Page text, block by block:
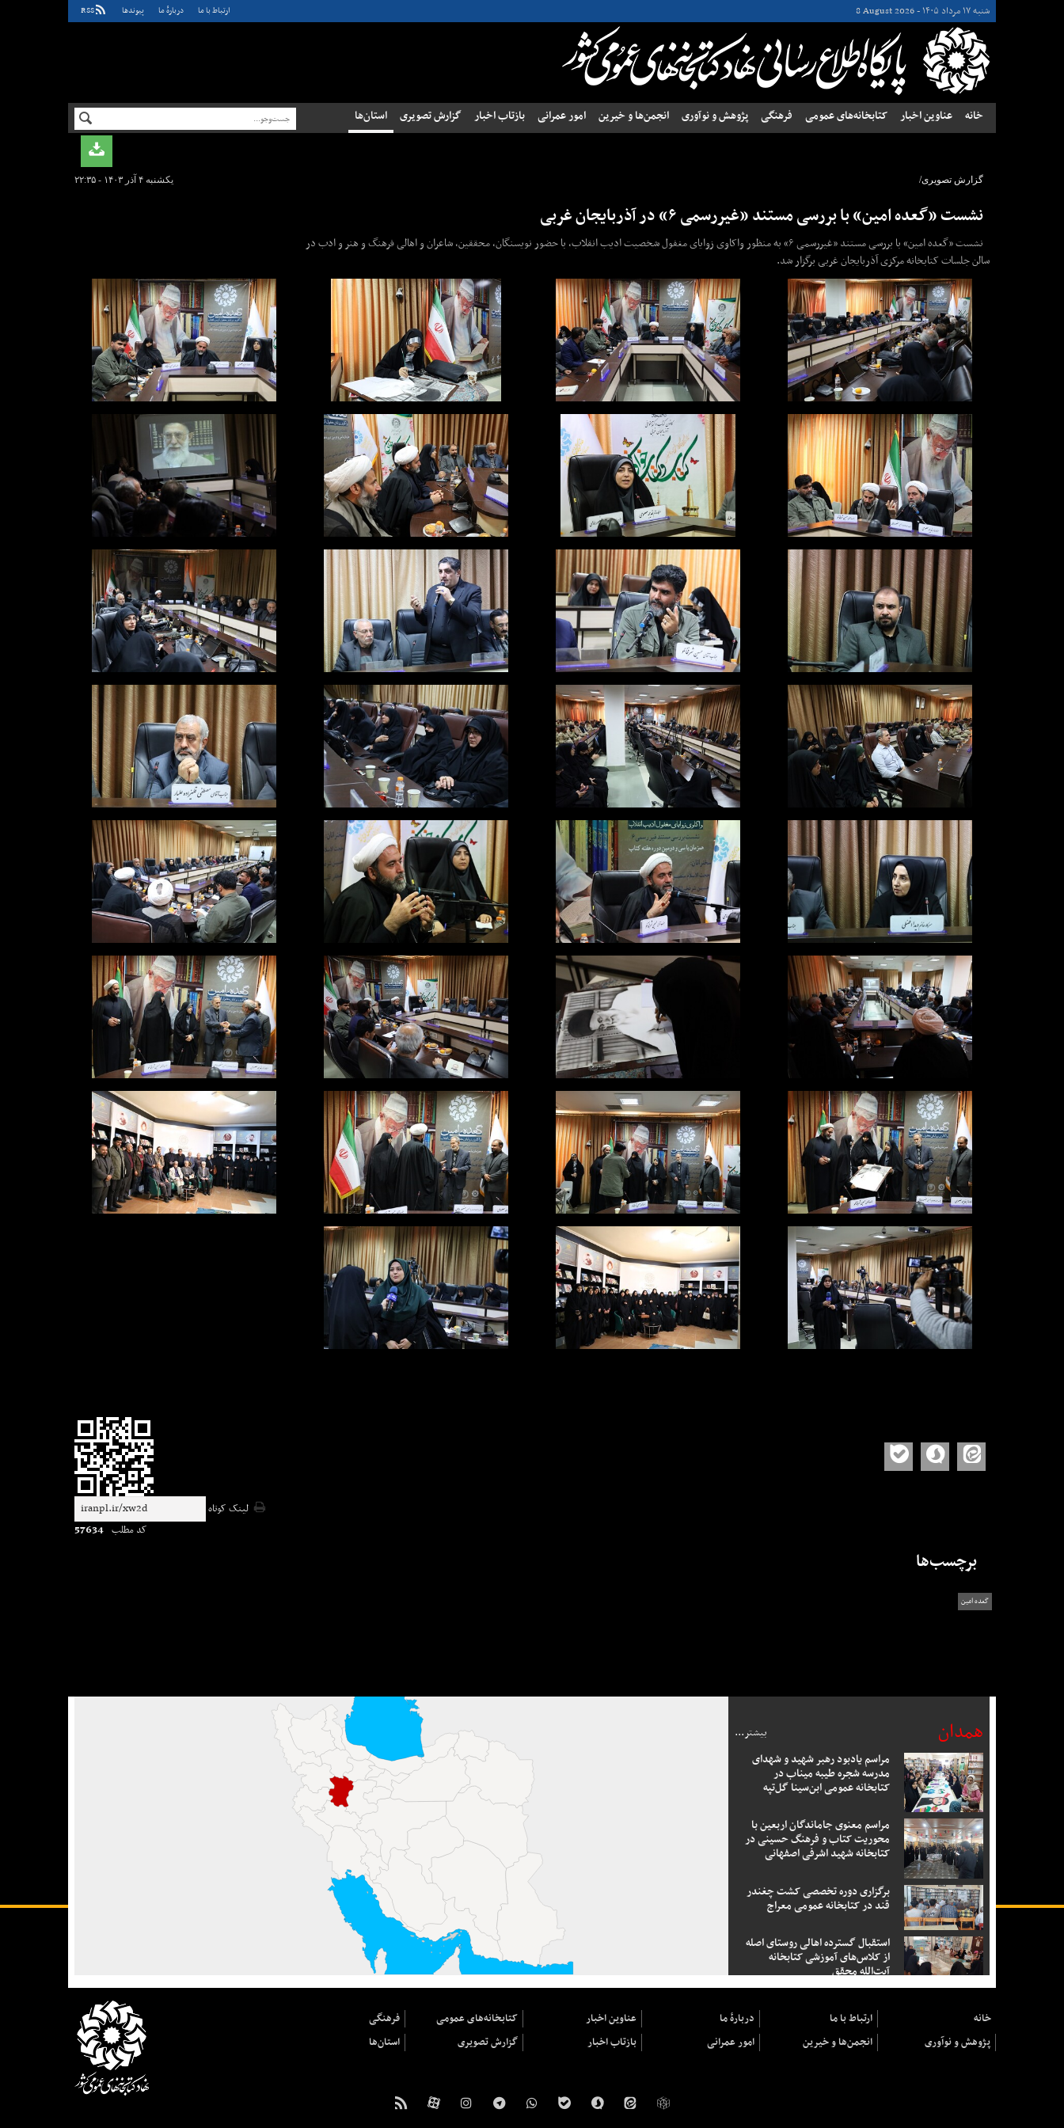
شنبه ۱۷ مرداد ۱۴۰۵ - 8 August 2026 ارتباط با ما دربارهٔ ما پيوندها RSS
خانه عناوین اخبار کتابخانه‌های عمومی فرهنگی پژوهش و نوآوری انجمن‌ها و خیرین امور عمرانی بازتاب اخبار گزارش تصویری استان‌ها
یکشنبه ۴ آذر ۱۴۰۳ - ۲۲:۳۵ گزارش تصویری/
نشست «گعده امین» با بررسی مستند «غیررسمی ۶» در آذربایجان غربی
نشست «گعده امین» با بررسی مستند «غیررسمی ۶» به منظور واکاوی زوایای مغفول شخصیت ادیب انقلاب، با حضور نویسنگان، محققین، شاعران و اهالی فرهنگ و هنر و ادب در
سالن جلسات کتابخانه مرکزی آذربایجان غربی برگزار شد.
لینک کوتاه
کد مطلب 57634
برچسب‌ها
گعده امین
همدان
بیشتر...
مراسم یادبود رهبر شهید و شهدای
مدرسه شجره طیبه میناب در
کتابخانه عمومی ابن‌سینا گل‌تپه
مراسم معنوی جاماندگان اربعین با
محوریت کتاب و فرهنگ حسینی در
کتابخانه شهید اشرفی اصفهانی
برگزاری دوره تخصصی کشت چغندر
قند در کتابخانه عمومی معراج
استقبال گسترده اهالی روستای اصله
از کلاس‌های آموزشی کتابخانه
آیت‌الله محقق
خانه ارتباط با ما دربارهٔ ما عناوین اخبار کتابخانه‌های عمومی
فرهنگی
پژوهش و نوآوری
انجمن‌ها و خیرین امور عمرانی بازتاب اخبار گزارش تصویری استان‌ها